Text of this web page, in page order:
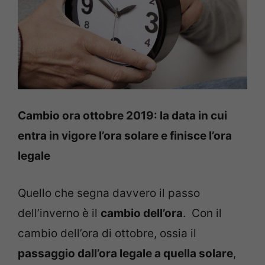
Cambio ora ottobre 2019: la data in cui
entra in vigore l’ora solare e finisce l’ora
legale
Quello che segna davvero il passo
dell’inverno è il cambio dell’ora. Con il
cambio dell’ora di ottobre, ossia il
passaggio dall’ora legale a quella solare,